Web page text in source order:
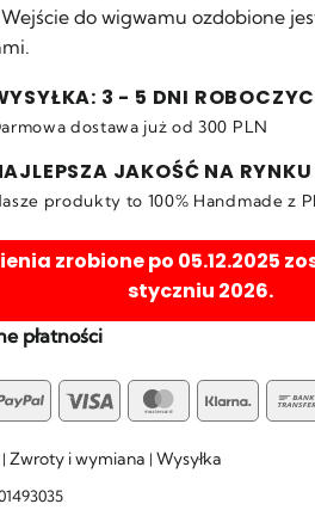
do wigwamu ozdobione
3 - 5 DNI
dostawa już od 300 PLN
JAKOŚĆ NA RYNKU
produkty to 100% Handmade z
zrobione po 05.12.2025
styczniu 2026.
płatności
PayPal Visa MasterCardKlarna
Zwroty i wymiana | Wysyłka